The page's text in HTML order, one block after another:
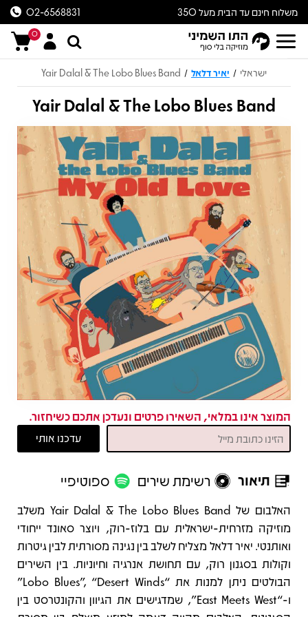
משלוח חינם עד הבית מעל 350
ש״ח
02-6568831
0
ישראלי / יאיר דלאל /
Yair Dalal & The Lobo Blues Band
Yair Dalal & The Lobo Blues Band
המוצר אינו במלאי, השאירו פרטים ונעדכן אתכם כשיחזור.
תיאור רשימת שירים ספוטיפיי
תיאור
האלבום של Yair Dalal & The Lobo Blues Band משלב
מוזיקה מזרחית‑ישראלית עם בלוז‑רוק, ויוצר סאונד ייחודי
ואותנטי. יאיר דלאל מצליח לשלב בין נגינה מסורתית לבין גיטרות
וקולות בסגנון רוק, עם תחושת אנרגיה וחיוניות. בין השירים
הבולטים ניתן למנות את “Lobo Blues”, “Desert Winds”
ו‑“East Meets West”, שמדגישים את הגיוון והקונטרסט בין